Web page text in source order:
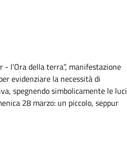
l’Ora della terra”, manifestazione
evidenziare la necessità di
spegnendo simbolicamente le luci
28 marzo: un piccolo, seppur